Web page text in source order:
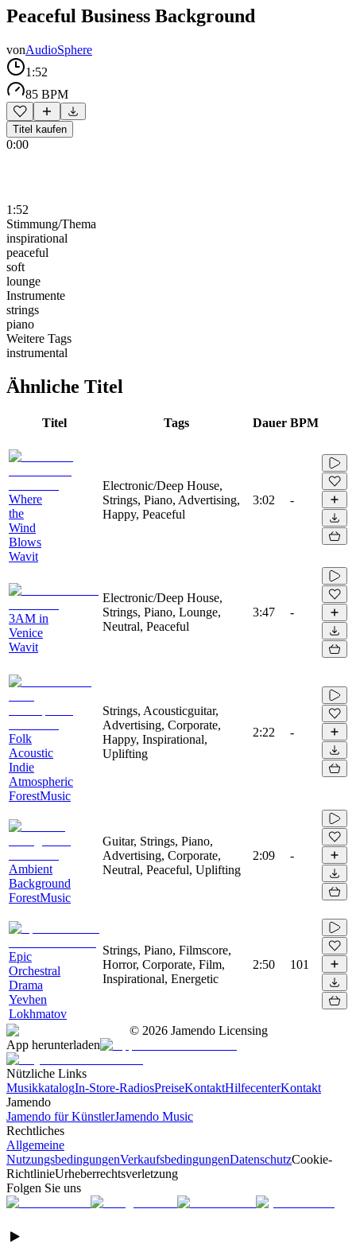
Peaceful Business Background
vonAudioSphere
1:52
85 BPM
Titel kaufen
0:00
1:52
Stimmung/Thema
inspirational
peaceful
soft
lounge
Instrumente
strings
piano
Weitere Tags
instrumental
Ähnliche Titel
Titel Tags Dauer BPM
Where
the
Wind
Blows
Wavit
Electronic/Deep House,
Strings, Piano, Advertising,
Happy, Peaceful
3:02 -
3AM in
Venice
Wavit
Electronic/Deep House,
Strings, Piano, Lounge,
Neutral, Peaceful
3:47 -
Folk
Acoustic
Indie
Atmospheric
ForestMusic
Strings, Acousticguitar,
Advertising, Corporate,
Happy, Inspirational,
Uplifting
2:22 -
Ambient
Background
ForestMusic
Guitar, Strings, Piano,
Advertising, Corporate,
Neutral, Peaceful, Uplifting
2:09 -
Epic
Orchestral
Drama
Yevhen
Lokhmatov
Strings, Piano, Filmscore,
Horror, Corporate, Film,
Inspirational, Energetic
2:50 101
© 2026 Jamendo Licensing
App herunterladen
Nützliche Links
MusikkatalogIn-Store-RadiosPreiseKontaktHilfecenterKontakt
Jamendo
Jamendo für KünstlerJamendo Music
Rechtliches
Allgemeine
NutzungsbedingungenVerkaufsbedingungenDatenschutzCookie-
RichtlinieUrheberrechtsverletzung
Folgen Sie uns